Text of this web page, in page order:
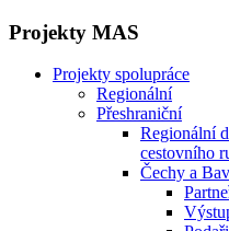
Projekty MAS
Projekty spolupráce
Regionální
Přeshraniční
Regionální
cestovního
Čechy a